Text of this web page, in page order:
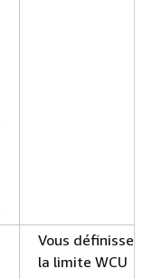
Vous définissez
la limite WCU